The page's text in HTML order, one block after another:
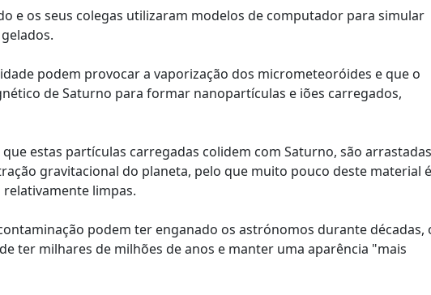
e os seus colegas utilizaram modelos de computador para simular
podem provocar a vaporização dos micrometeoróides e que o
de Saturno para formar nanopartículas e iões carregados,
estas partículas carregadas colidem com Saturno, são arrastadas
gravitacional do planeta, pelo que muito pouco deste material é
limpas.
podem ter enganado os astrónomos durante décadas,
ter milhares de milhões de anos e manter uma aparência "mais